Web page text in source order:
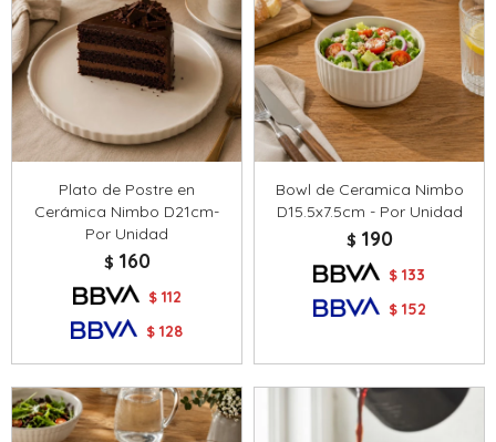
Plato de Postre en
Cerámica Nimbo D21cm-
Por Unidad
$ 160
$ 112
$ 128
Bowl de Ceramica Nimbo
D15.5x7.5cm - Por Unidad
$ 190
$ 133
$ 152